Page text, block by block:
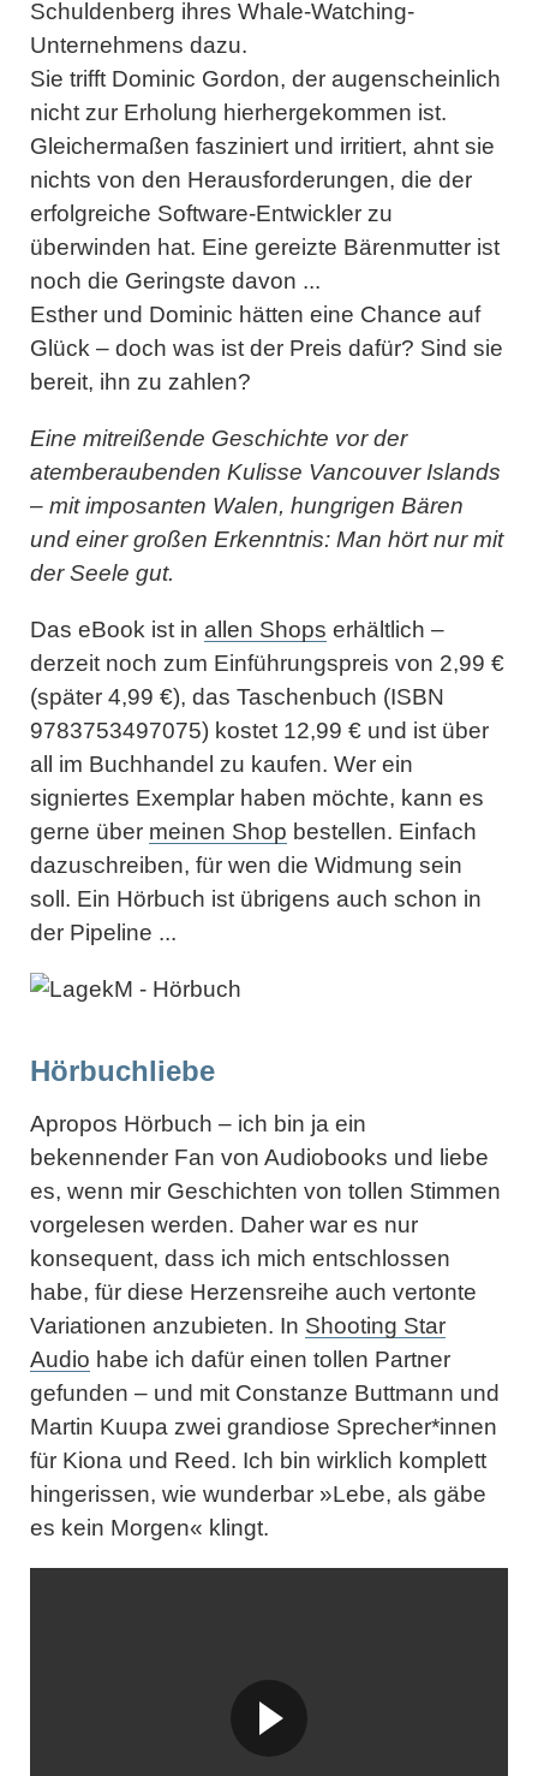
Schuldenberg ihres Whale-Watching-
Unternehmens dazu.
Sie trifft Dominic Gordon, der augenscheinlich
nicht zur Erholung hierhergekommen ist.
Gleichermaßen fasziniert und irritiert, ahnt sie
nichts von den Herausforderungen, die der
erfolgreiche Software-Entwickler zu
überwinden hat. Eine gereizte Bärenmutter ist
noch die Geringste davon ...
Esther und Dominic hätten eine Chance auf
Glück – doch was ist der Preis dafür? Sind sie
bereit, ihn zu zahlen?
Eine mitreißende Geschichte vor der
atemberaubenden Kulisse Vancouver Islands
– mit imposanten Walen, hungrigen Bären
und einer großen Erkenntnis: Man hört nur mit
der Seele gut.
Das eBook ist in allen Shops erhältlich –
derzeit noch zum Einführungspreis von 2,99 €
(später 4,99 €), das Taschenbuch (ISBN
9783753497075) kostet 12,99 € und ist über
all im Buchhandel zu kaufen. Wer ein
signiertes Exemplar haben möchte, kann es
gerne über meinen Shop bestellen. Einfach
dazuschreiben, für wen die Widmung sein
soll. Ein Hörbuch ist übrigens auch schon in
der Pipeline ...
Hörbuchliebe
Apropos Hörbuch – ich bin ja ein
bekennender Fan von Audiobooks und liebe
es, wenn mir Geschichten von tollen Stimmen
vorgelesen werden. Daher war es nur
konsequent, dass ich mich entschlossen
habe, für diese Herzensreihe auch vertonte
Variationen anzubieten. In Shooting Star
Audio habe ich dafür einen tollen Partner
gefunden – und mit Constanze Buttmann und
Martin Kuupa zwei grandiose Sprecher*innen
für Kiona und Reed. Ich bin wirklich komplett
hingerissen, wie wunderbar »Lebe, als gäbe
es kein Morgen« klingt.